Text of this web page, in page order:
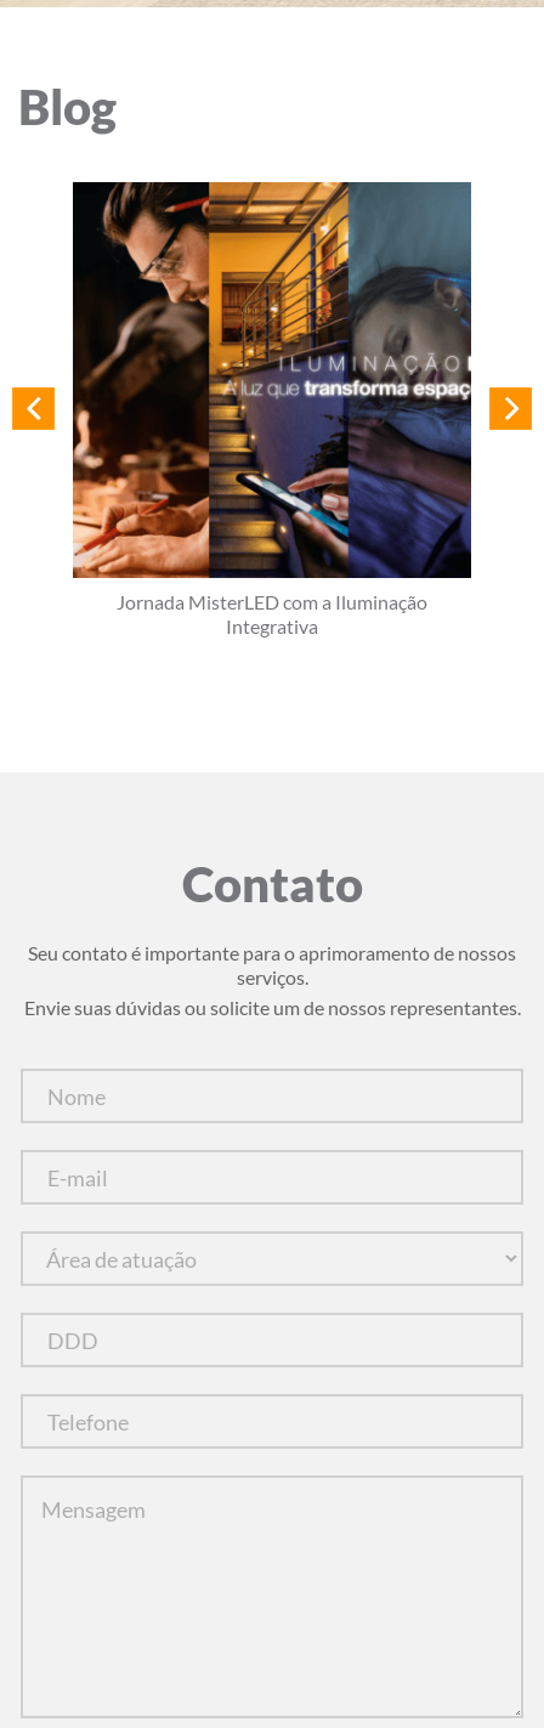
Blog
Jornada MisterLED com a Iluminação
Integrativa
Contato
Seu contato é importante para o aprimoramento de nossos
serviços.
Envie suas dúvidas ou solicite um de nossos representantes.